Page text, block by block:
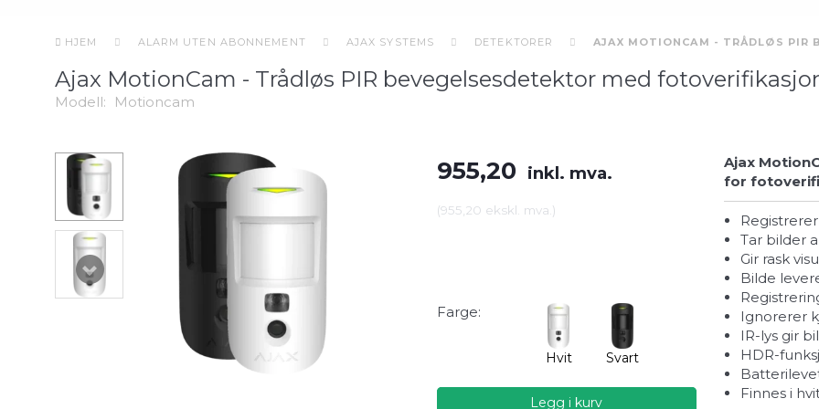
HJEM ALARM UTEN ABONNEMENT AJAX SYSTEMS DETEKTORER AJAX MOTIONCAM - TRÅDLØS PIR
Ajax MotionCam - Trådløs PIR bevegelsesdetektor med
Modell: Motioncam
955,20 inkl. mva.
(955,20 ekskl. mva.)
Farge:
Hvit Svart
Legg i kurv
Ajax
for
Tar bilder
Gir rask
Bilde
Ignorerer
IR-lys gir
HDR-
Finnes i